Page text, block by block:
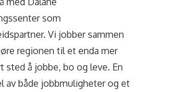
som
Vi jobber sammen
regionen til et enda mer
sted å jobbe, bo og leve. En
av både jobbmuligheter og et